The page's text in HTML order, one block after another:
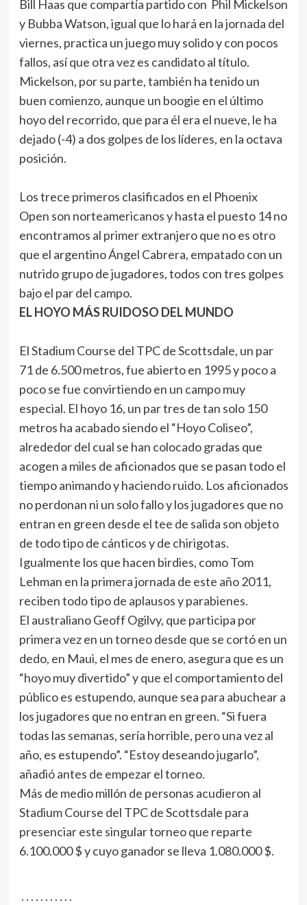
Bill Haas que compartía partido con Phil Mickelson
y Bubba Watson, igual que lo hará en la jornada del
viernes, practica un juego muy solido y con pocos
fallos, así que otra vez es candidato al título.
Mickelson, por su parte, también ha tenido un
buen comienzo, aunque un boogie en el último
hoyo del recorrido, que para él era el nueve, le ha
dejado (-4) a dos golpes de los líderes, en la octava
posición.
Los trece primeros clasificados en el Phoenix
Open son norteamericanos y hasta el puesto 14 no
encontramos al primer extranjero que no es otro
que el argentino Ángel Cabrera, empatado con un
nutrido grupo de jugadores, todos con tres golpes
bajo el par del campo.
EL HOYO MÁS RUIDOSO DEL MUNDO
El Stadium Course del TPC de Scottsdale, un par
71 de 6.500 metros, fue abierto en 1995 y poco a
poco se fue convirtiendo en un campo muy
especial. El hoyo 16, un par tres de tan solo 150
metros ha acabado siendo el “Hoyo Coliseo”,
alrededor del cual se han colocado gradas que
acogen a miles de aficionados que se pasan todo el
tiempo animando y haciendo ruido. Los aficionados
no perdonan ni un solo fallo y los jugadores que no
entran en green desde el tee de salida son objeto
de todo tipo de cánticos y de chirigotas.
Igualmente los que hacen birdies, como Tom
Lehman en la primera jornada de este año 2011,
reciben todo tipo de aplausos y parabienes.
El australiano Geoff Ogilvy, que participa por
primera vez en un torneo desde que se cortó en un
dedo, en Maui, el mes de enero, asegura que es un
“hoyo muy divertido” y que el comportamiento del
público es estupendo, aunque sea para abuchear a
los jugadores que no entran en green. “Si fuera
todas las semanas, sería horrible, pero una vez al
año, es estupendo”. “Estoy deseando jugarlo”,
añadió antes de empezar el torneo.
Más de medio millón de personas acudieron al
Stadium Course del TPC de Scottsdale para
presenciar este singular torneo que reparte
6.100.000 $ y cuyo ganador se lleva 1.080.000 $.
. . . . . . . . . . .